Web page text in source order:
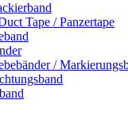
Tape / Panzertape
/